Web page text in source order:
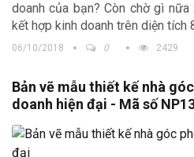
doanh của bạn? Còn chờ gì
kết hợp kinh doanh trên diện tích
06/10/2018 0 2429
Bản vẽ mẫu thiết kế nhà
doanh hiện đại - Mã số